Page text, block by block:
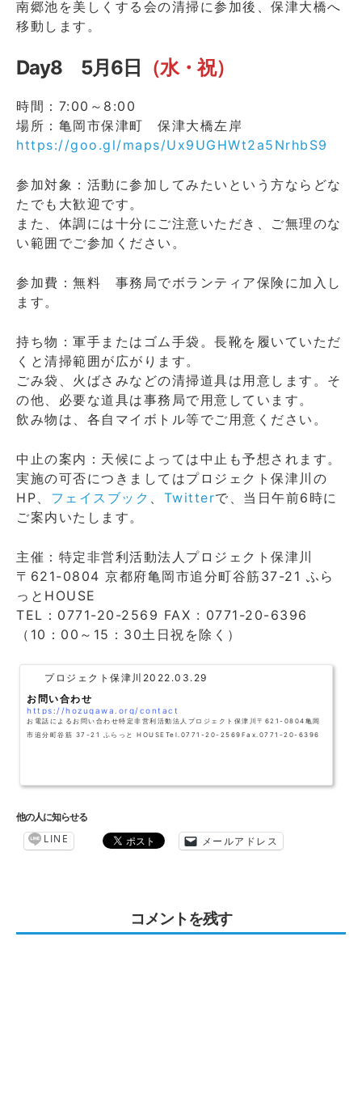
南郷池を美しくする会の清掃に参加後、保津大橋へ
移動します。
Day8 5月6日 （水・祝）
時間：7:00～8:00
場所：亀岡市保津町 保津大橋左岸
https://goo.gl/maps/Ux9UGHWt2a5NrhbS9
参加対象：活動に参加してみたいという方ならどな
たでも大歓迎です。
また、体調には十分にご注意いただき、ご無理のな
い範囲でご参加ください。
参加費：無料 事務局でボランティア保険に加入し
ます。
持ち物：軍手またはゴム手袋。長靴を履いていただ
くと清掃範囲が広がります。
ごみ袋、火ばさみなどの清掃道具は用意します。そ
の他、必要な道具は事務局で用意しています。
飲み物は、各自マイボトル等でご用意ください。
中止の案内：天候によっては中止も予想されます。
実施の可否につきましてはプロジェクト保津川の
HP、 フェイスブック Twitterで、当日午前6時に
ご案内いたします。
主催：特定非営利活動法人プロジェクト保津川
〒621-0804 京都府亀岡市追分町谷筋37-21 ふら
っとHOUSE
TEL：0771-20-2569 FAX : 0771-20-6396
（10：00～15：30土日祝を除く）
プロジェクト保津川 2022.03.29
お問い合わせ
https://hozugawa.org/contact
お電話によるお問い合わせ特定非営利活動法人プロジェクト保津川〒621-0804亀岡
市追分町谷筋 37-21 ふらっと HOUSETel.0771-20-2569Fax.0771-20-6396
他の人に知らせる
LINE メールアドレス
コメントを残す